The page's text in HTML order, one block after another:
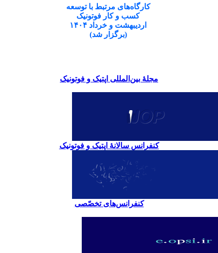
کارگاه‌های مرتبط با توسعه
کسب و کار فوتونیک
اردیبهشت و خرداد ۱۴۰۴
(برگزار شد)
مجلۀ بین‌المللی اپتیک و فوتونیک
کنفرانس سالانۀ اپتیک و فوتونیک
کنفرانس‌های تخصّصی